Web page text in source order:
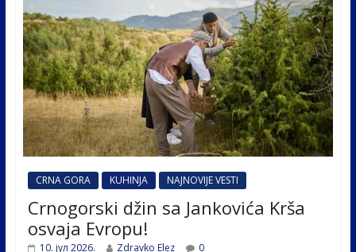
CRNA GORA KUHINJA NAJNOVIJE VESTI
Crnogorski džin sa Jankovića Krša
osvaja Evropu!
10. јул 2026. Zdravko Elez 0